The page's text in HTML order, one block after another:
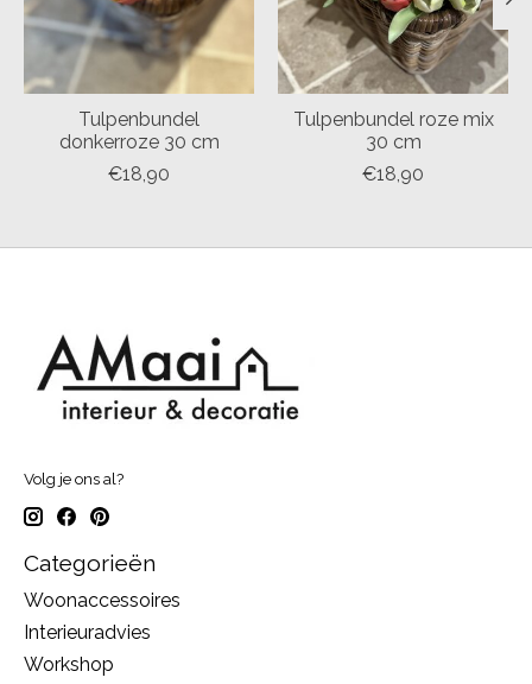
Tulpenbundel
donkerroze 30 cm
€18,90
Tulpenbundel roze mix
30 cm
€18,90
Volg je ons al?
Categorieën
Woonaccessoires
Interieuradvies
Workshop